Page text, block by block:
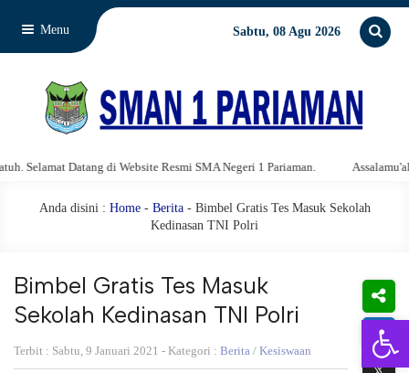
Menu Sabtu, 08 Agu 2026
Datang di Website Resmi SMA Negeri 1 Pariaman. Assalamu'alaikum
Anda disini : Home- Berita- Bimbel Gratis Tes Masuk Sekolah
Kedinasan TNI Polri
Bimbel Gratis Tes Masuk
Sekolah Kedinasan TNI Polri
Terbit : Sabtu, 9 Januari 2021 - Kategori : Berita / Kesiswaan